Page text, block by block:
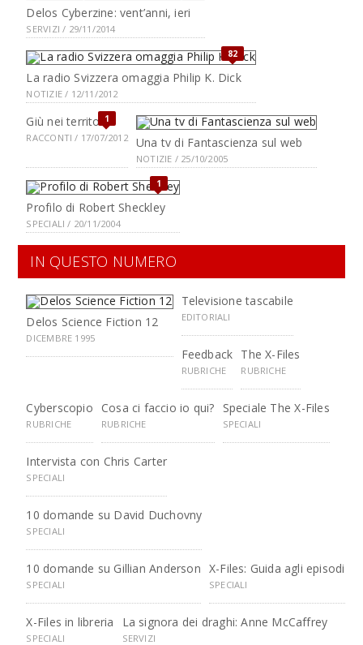
Delos Cyberzine: vent’anni, ieri
SERVIZI / 29/11/2014
82
La radio Svizzera omaggia Philip K. Dick
NOTIZIE / 12/11/2012
1
Giù nei territori
RACCONTI / 17/07/2012 Una tv di Fantascienza sul web
NOTIZIE / 25/10/2005
1
Profilo di Robert Sheckley
SPECIALI / 20/11/2004
IN QUESTO NUMERO
Delos Science Fiction 12
DICEMBRE 1995
Televisione tascabile
EDITORIALI
Feedback
RUBRICHE
The X-Files
RUBRICHE
Cyberscopio
RUBRICHE
Cosa ci faccio io qui?
RUBRICHE
Speciale The X-Files
SPECIALI
Intervista con Chris Carter
SPECIALI
10 domande su David Duchovny
SPECIALI
10 domande su Gillian Anderson
SPECIALI
X-Files: Guida agli episodi
SPECIALI
X-Files in libreria
SPECIALI
La signora dei draghi: Anne McCaffrey
SERVIZI